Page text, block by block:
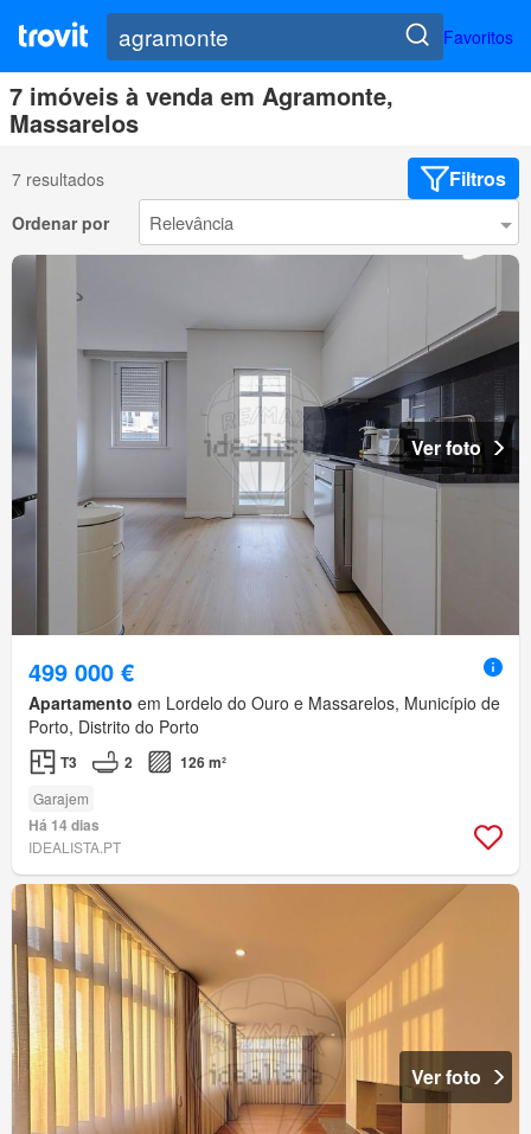
Favoritos
7 imóveis à venda em Agramonte,
Massarelos
7 resultados Filtros
Ordenar por
Ver foto
499 000 €
Apartamento em Lordelo do Ouro e Massarelos, Município de
Porto, Distrito do Porto
T3 2 126 m²
Garajem
Há 14 dias
IDEALISTA.PT
Ver foto